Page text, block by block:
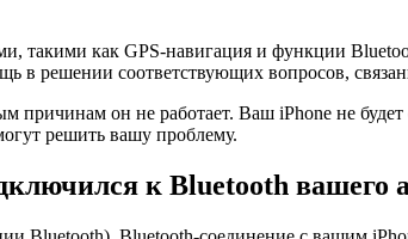
такими как GPS-навигация и функции
в решении соответствующих вопросов,
он не работает. Ваш iPhone не
решить вашу проблему.
к Bluetooth вашего